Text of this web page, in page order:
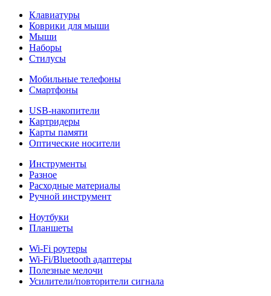
Клавиатуры
Коврики для мыши
Мыши
Наборы
Стилусы
Мобильные телефоны
Смартфоны
USB-накопители
Картридеры
Карты памяти
Оптические носители
Инструменты
Разное
Расходные материалы
Ручной инструмент
Ноутбуки
Планшеты
Wi-Fi роутеры
Wi-Fi/Bluetooth адаптеры
Полезные мелочи
Усилители/повторители сигнала